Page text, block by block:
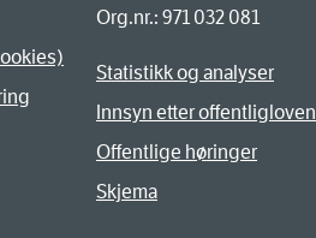
Org.nr.: 971 032 081
Statistikk og analyser
Innsyn etter offentligloven
Offentlige høringer
Skjema